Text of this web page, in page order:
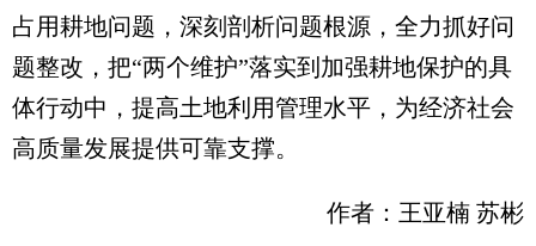
占用耕地问题，深刻剖析问题根源，全力抓好问
题整改，把“两个维护”落实到加强耕地保护的具
体行动中，提高土地利用管理水平，为经济社会
高质量发展提供可靠支撑。
作者：王亚楠 苏彬